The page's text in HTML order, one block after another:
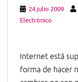
24 julio 2009
Electrónico
Internet está
forma de hacer